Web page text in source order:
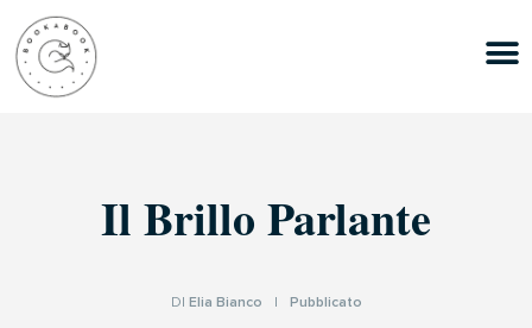
Il Brillo Parlante
DI Elia Bianco Pubblicato